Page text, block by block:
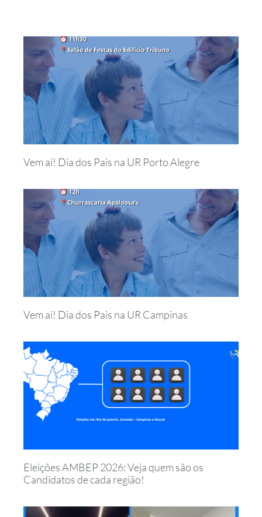
Vem aí! Dia dos Pais na UR Porto Alegre
Vem aí! Dia dos Pais na UR Campinas
Eleições AMBEP 2026: Veja quem são os
Candidatos de cada região!